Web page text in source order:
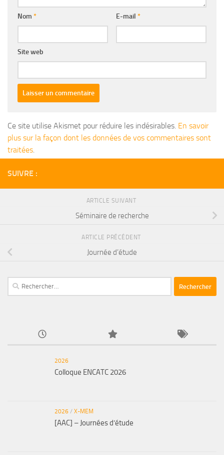
Nom * E-mail *
Site web
Ce site utilise Akismet pour réduire les indésirables. En savoir
plus sur la façon dont les données de vos commentaires sont
traitées.
SUIVRE :
ARTICLE SUIVANT
Séminaire de recherche
ARTICLE PRÉCÉDENT
Journée d’étude
Rechercher :
2026
Colloque ENCATC 2026
2026 / X-MEM
[AAC] – Journées d’étude